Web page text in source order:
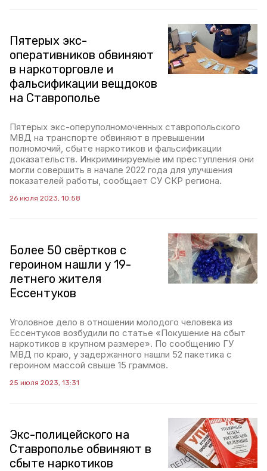
Пятерых экс-
оперативников обвиняют
в наркоторговле и
фальсификации вещдоков
на Ставрополье
Пятерых экс-оперуполномоченных ставропольского
МВД на транспорте обвиняют в превышении
полномочий, сбыте наркотиков и фальсификации
доказательств. Инкриминируемые им преступления они
могли совершить в начале 2022 года для улучшения
показателей работы, сообщает СУ СКР региона.
26 июля 2023, 10:58
Более 50 свёртков с
героином нашли у 19-
летнего жителя
Ессентуков
Уголовное дело в отношении молодого человека из
Ессентуков возбудили по статье «Покушение на сбыт
наркотиков в крупном размере». По сообщению ГУ
МВД по краю, у задержанного нашли 52 пакетика с
героином массой свыше 15 граммов.
25 июля 2023, 13:31
Экс-полицейского на
Ставрополье обвиняют в
сбыте наркотиков